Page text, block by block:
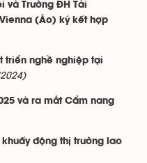
và Trường ĐH Tài
(Áo) ký kết hợp
triển nghề nghiệp tại
và ra mắt Cẩm nang
động thị trường lao